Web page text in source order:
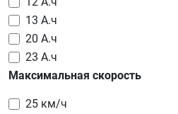
13 А.ч
20 А.ч
23 А.ч
Максимальная скорость
25 км/ч